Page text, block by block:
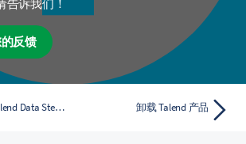
告诉我们！
反馈
集群模式下的 Talend Data Stewardship 架构 卸载 Talend 产品